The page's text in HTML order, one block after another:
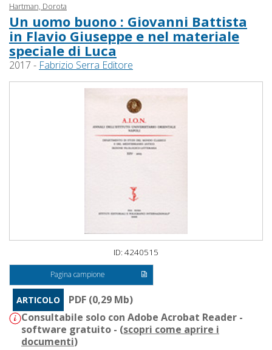
Hartman, Dorota
Un uomo buono : Giovanni Battista
in Flavio Giuseppe e nel materiale
speciale di Luca
2017 - Fabrizio Serra Editore
ID: 4240515
Pagina campione
ARTICOLO
PDF (0,29 Mb)
Consultabile solo con Adobe Acrobat Reader -
software gratuito - (scopri come aprire i
documenti)